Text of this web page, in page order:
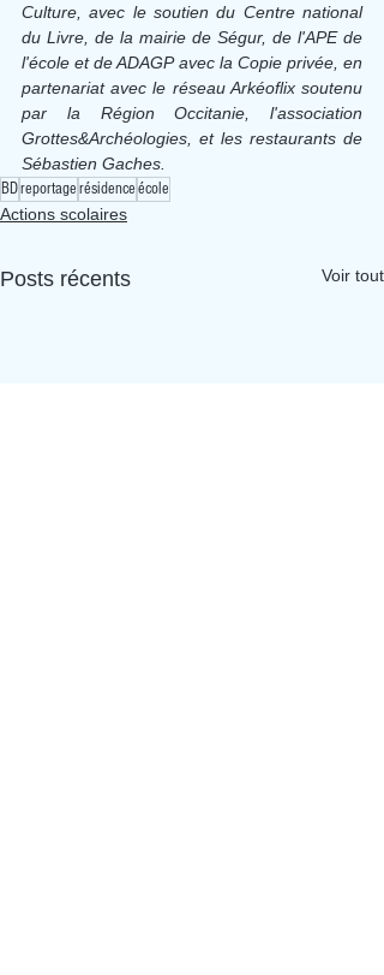
Culture, avec le soutien du Centre national
du Livre, de la mairie de Ségur, de l'APE de
l'école et de ADAGP avec la Copie privée, en
partenariat avec le réseau Arkéoflix soutenu
par la Région Occitanie, l'association
Grottes&Archéologies, et les restaurants de
Sébastien Gaches.
BDreportagerésidenceécole
Actions scolaires
Posts récents Voir tout